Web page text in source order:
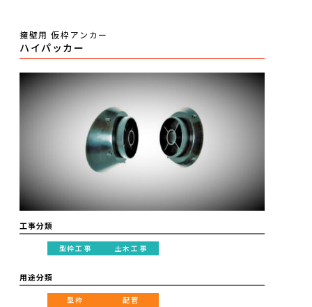
擁壁用 仮枠アンカー
ハイパッカー
工事分類
型枠工事 土木工事
用途分類
型枠
配管